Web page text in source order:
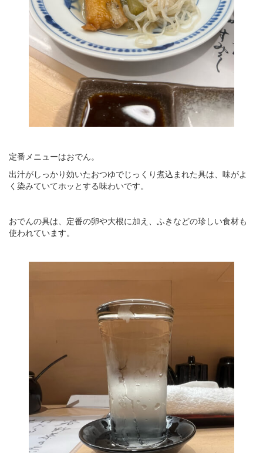
定番メニューはおでん。
出汁がしっかり効いたおつゆでじっくり煮込まれた具は、味がよ
く染みていてホッとする味わいです。
おでんの具は、定番の卵や大根に加え、ふきなどの珍しい食材も
使われています。